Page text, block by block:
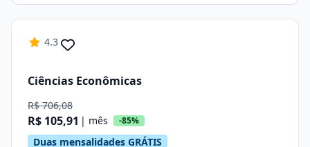
4.3
Ciências Econômicas
R$ 706,08
R$ 105,91 | mês -85%
Duas mensalidades GRÁTIS